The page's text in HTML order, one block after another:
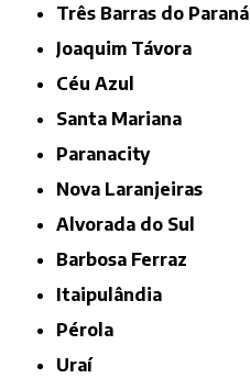
Três Barras do Paraná
Joaquim Távora
Céu Azul
Santa Mariana
Paranacity
Nova Laranjeiras
Alvorada do Sul
Barbosa Ferraz
Itaipulândia
Pérola
Uraí